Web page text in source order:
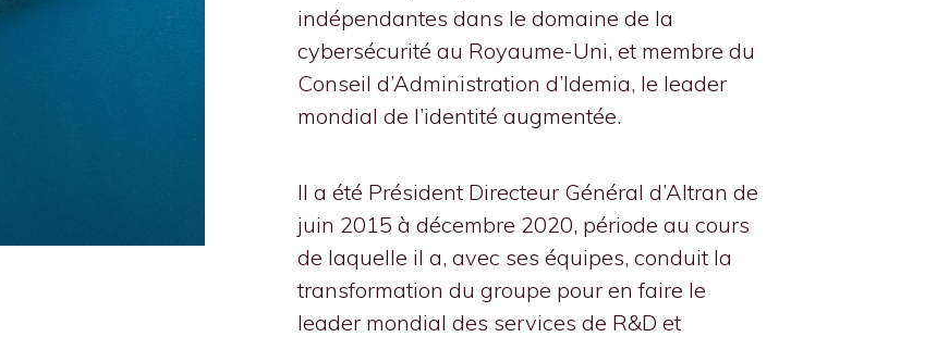
indépendantes dans le domaine de la
cybersécurité au Royaume-Uni, et membre du
Conseil d’Administration d’Idemia, le leader
mondial de l’identité augmentée.
Il a été Président Directeur Général d’Altran de
juin 2015 à décembre 2020, période au cours
de laquelle il a, avec ses équipes, conduit la
transformation du groupe pour en faire le
leader mondial des services de R&D et